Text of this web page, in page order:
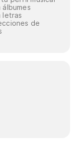
álbumes
letras
de